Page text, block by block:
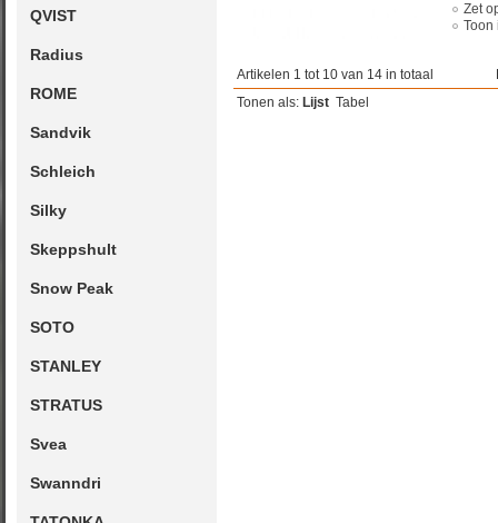
QVIST
Radius
ROME
Sandvik
Schleich
Silky
Skeppshult
Snow Peak
SOTO
STANLEY
STRATUS
Svea
Swanndri
Zet
Toon
Artikelen 1 tot 10 van 14 in totaal
Tonen als: Lijst Tabel